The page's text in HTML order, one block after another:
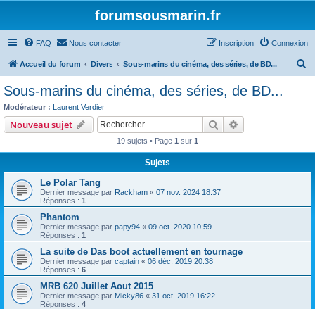
forumsousmarin.fr
FAQ Nous contacter Connexion
Inscription
Accueil du forum Divers Sous-marins du cinéma, des séries, de BD...
Sous-marins du cinéma, des séries, de BD...
Modérateur : Laurent Verdier
Nouveau sujet Rechercher
19 sujets • Page 1 sur 1
Sujets
Le Polar Tang
Dernier message par Rackham « 07 nov. 2024 18:37
Réponses : 1
Phantom
Dernier message par papy94 « 09 oct. 2020 10:59
Réponses : 1
La suite de Das boot actuellement en tournage
Dernier message par captain « 06 déc. 2019 20:38
Réponses : 6
MRB 620 Juillet Aout 2015
Dernier message par Micky86 « 31 oct. 2019 16:22
Réponses : 4